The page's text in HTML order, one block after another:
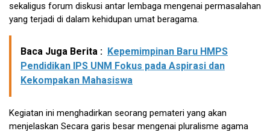
sekaligus forum diskusi antar lembaga mengenai permasalahan
yang terjadi di dalam kehidupan umat beragama.
Baca Juga Berita : Kepemimpinan Baru HMPS
Pendidikan IPS UNM Fokus pada Aspirasi dan
Kekompakan Mahasiswa
Kegiatan ini menghadirkan seorang pemateri yang akan
menjelaskan Secara garis besar mengenai pluralisme agama